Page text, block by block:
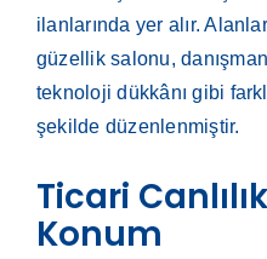
ilanlarında yer alır.
güzellik salonu,
teknoloji dükkânı gibi
şekilde düzenlenmiştir.
Ticari
Konum